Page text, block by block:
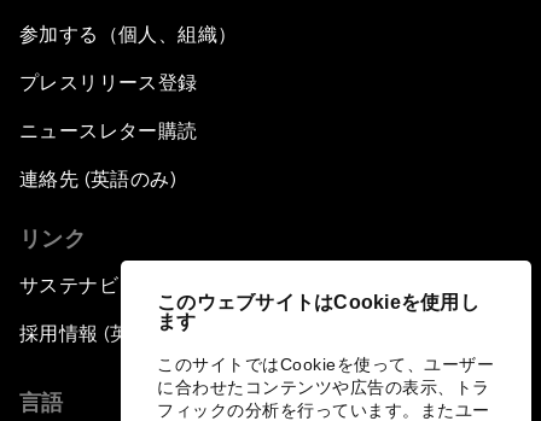
このウェブサイトはCookieを使用し
ます
このサイトではCookieを使って、ユーザー
に合わせたコンテンツや広告の表示、トラ
フィックの分析を行っています。またユー
参加する（個人、組織）
プレスリリース登録
ニュースレター購読
連絡先 (英語のみ)
リンク
サステナビリティへの取り組み
採用情報 (英語のみ)
言語